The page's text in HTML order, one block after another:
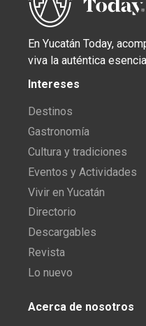
En Yucatán Today,
viva la auténtica
Intereses
Destinos
Gastronomía
Cultura y tradiciones
Eventos y Actividades
Vivir en Yucatán
Directorio
Descargables
Revista
Lo nuevo
Acerca de nosotros